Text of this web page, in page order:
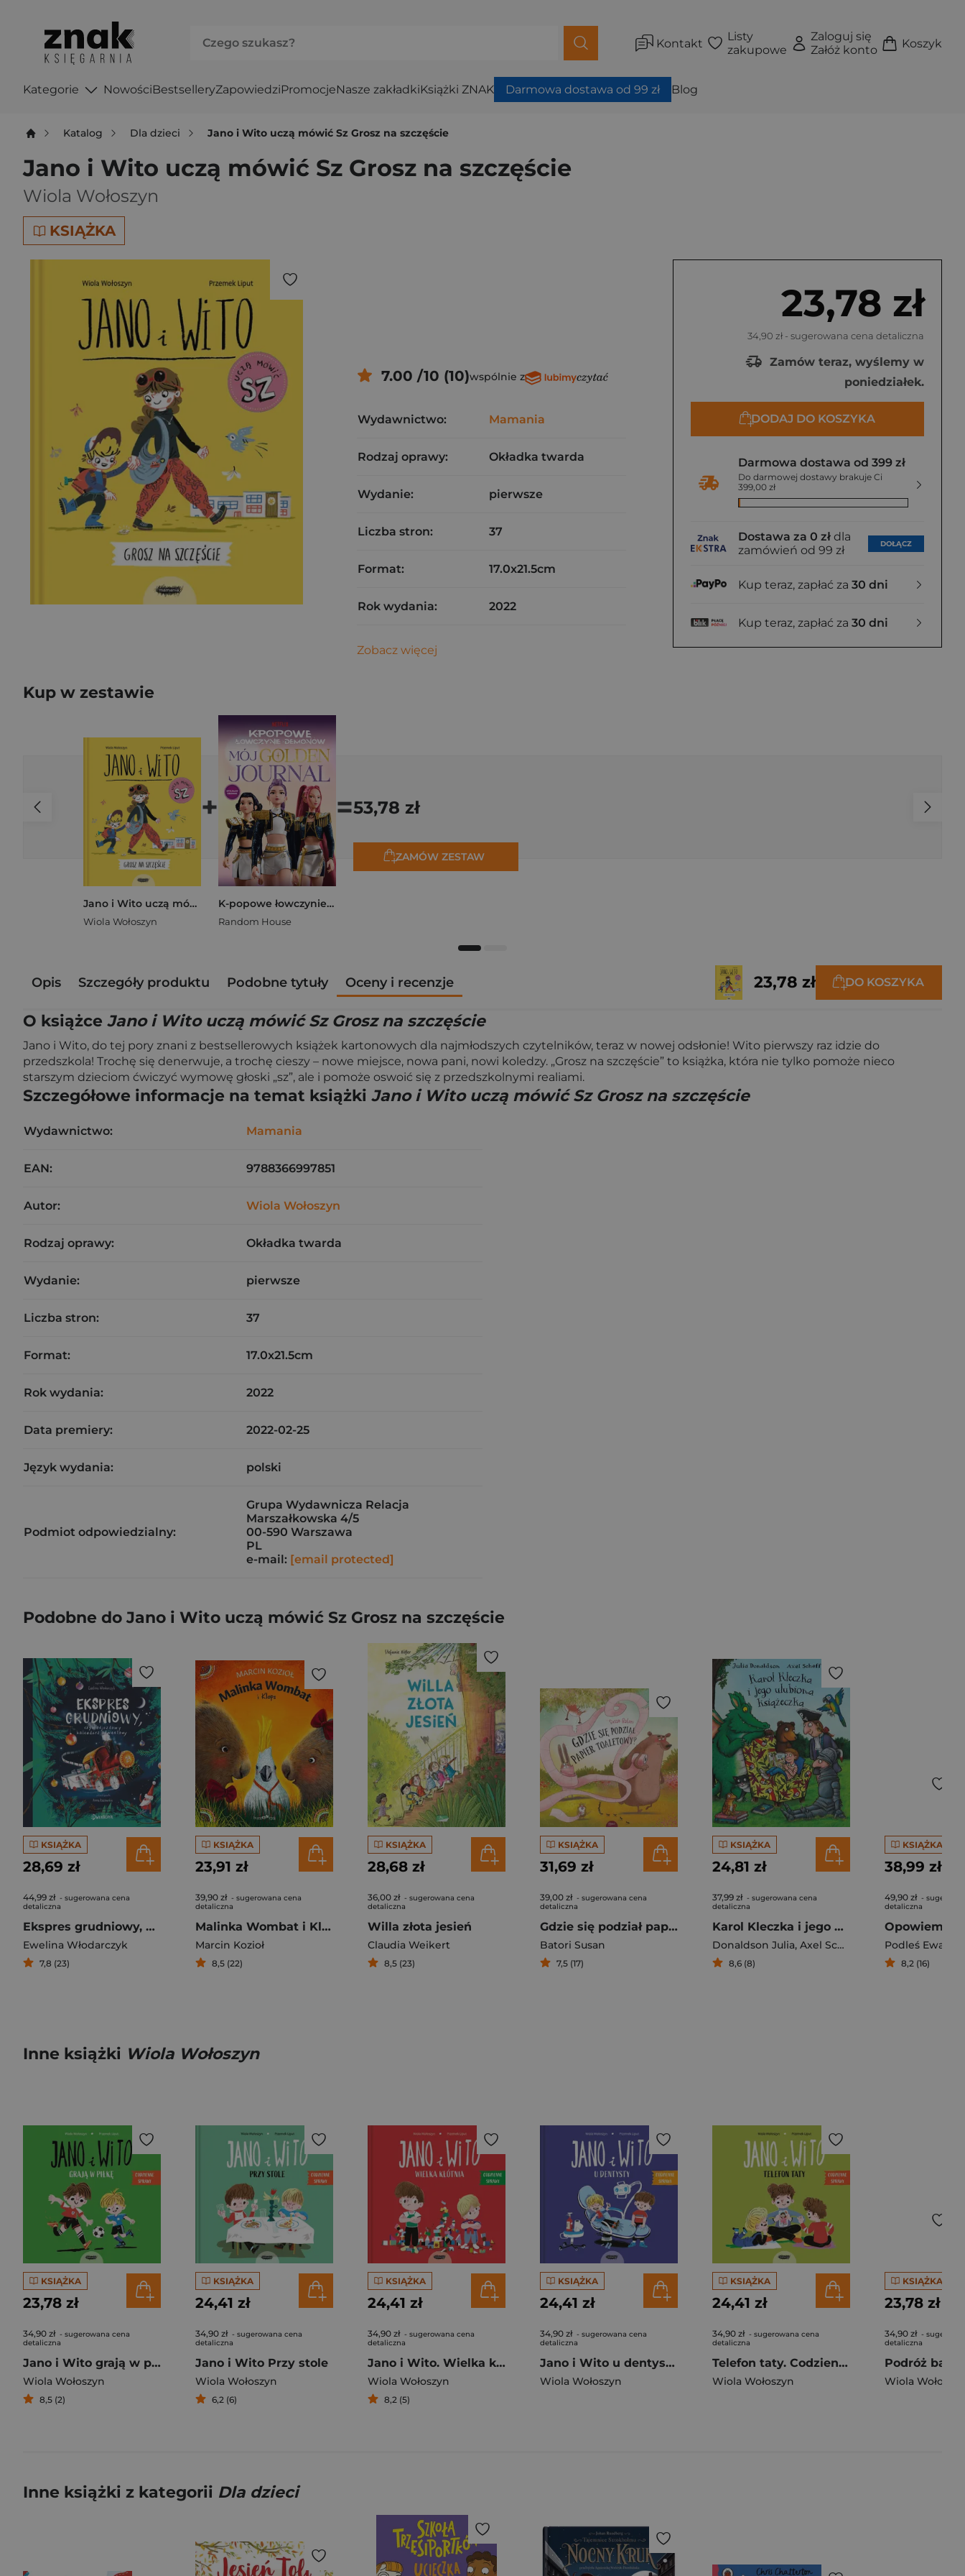
Kontakt
Listy
zakupowe
Zaloguj się
Załóż konto
Koszyk
Kategorie NowościBestselleryZapowiedziPromocjeNasze zakładkiKsiążki ZNAK Darmowa dostawa od 99 zł Blog
Katalog Dla dzieci Jano i Wito uczą mówić Sz Grosz na szczęście
Jano i Wito uczą mówić Sz Grosz na szczęście
Wiola Wołoszyn
KSIĄŻKA
23,78 zł
34,90 zł - sugerowana cena detaliczna
Zamów teraz, wyślemy w
poniedziałek.
DODAJ DO KOSZYKA
Darmowa dostawa od 399 zł
Do darmowej dostawy brakuje Ci
399,00 zł
Dostawa za 0 zł dla
zamówień od 99 zł
DOŁĄCZ
Kup teraz, zapłać za 30 dni
Kup teraz, zapłać za 30 dni
7.00 /10 (10)wspólnie z
Wydawnictwo: Mamania
Rodzaj oprawy: Okładka twarda
Wydanie: pierwsze
Liczba stron: 37
Format: 17.0x21.5cm
Rok wydania: 2022
Zobacz więcej
Kup w zestawie
Jano i Wito uczą mówić Sz Grosz na szczęście
Wiola Wołoszyn
+
K-popowe łowczynie demonów. Mój golden journal. Oficjalny dziennik
Random House
=53,78 zł
ZAMÓW ZESTAW
Opis Szczegóły produktu Podobne tytuły Oceny i recenzje 23,78 zł DO KOSZYKA
O książce Jano i Wito uczą mówić Sz Grosz na szczęście
Jano i Wito, do tej pory znani z bestsellerowych książek kartonowych dla najmłodszych czytelników, teraz w nowej odsłonie! Wito pierwszy raz idzie do
przedszkola! Trochę się denerwuje, a trochę cieszy – nowe miejsce, nowa pani, nowi koledzy. „Grosz na szczęście” to książka, która nie tylko pomoże nieco
starszym dzieciom ćwiczyć wymowę głoski „sz”, ale i pomoże oswoić się z przedszkolnymi realiami.
Szczegółowe informacje na temat książki Jano i Wito uczą mówić Sz Grosz na szczęście
Wydawnictwo: Mamania
EAN: 9788366997851
Autor: Wiola Wołoszyn
Rodzaj oprawy: Okładka twarda
Wydanie: pierwsze
Liczba stron: 37
Format: 17.0x21.5cm
Rok wydania: 2022
Data premiery: 2022-02-25
Język wydania: polski
Podmiot odpowiedzialny:
Grupa Wydawnicza Relacja
Marszałkowska 4/5
00-590 Warszawa
PL
e-mail: [email protected]
Podobne do Jano i Wito uczą mówić Sz Grosz na szczęście
KSIĄŻKA
28,69 zł
44,99 zł - sugerowana cena
detaliczna
Ekspres grudniowy, czyli odjazdowy kalendarz adwentowy
Ewelina Włodarczyk
7,8 (23)
KSIĄŻKA
23,91 zł
39,90 zł - sugerowana cena
detaliczna
Malinka Wombat i Klops
Marcin Kozioł
8,5 (22)
KSIĄŻKA
28,68 zł
36,00 zł - sugerowana cena
detaliczna
Willa złota jesień
Claudia Weikert
8,5 (23)
KSIĄŻKA
31,69 zł
39,00 zł - sugerowana cena
detaliczna
Gdzie się podział papier toaletowy
Batori Susan
7,5 (17)
KSIĄŻKA
24,81 zł
37,99 zł - sugerowana cena
detaliczna
Karol Kleczka i jego ulubiona książeczka
Donaldson Julia, Axel Scheffler
8,6 (8)
KSIĄŻKA
38,99 zł
49,90 zł -
detaliczna
Podleś Ewa
8,2 (16)
Inne książki Wiola Wołoszyn
KSIĄŻKA
23,78 zł
34,90 zł - sugerowana cena
detaliczna
Jano i Wito grają w piłkę
Wiola Wołoszyn
8,5 (2)
KSIĄŻKA
24,41 zł
34,90 zł - sugerowana cena
detaliczna
Jano i Wito Przy stole
Wiola Wołoszyn
6,2 (6)
KSIĄŻKA
24,41 zł
34,90 zł - sugerowana cena
detaliczna
Jano i Wito. Wielka kłótnia
Wiola Wołoszyn
8,2 (5)
KSIĄŻKA
24,41 zł
34,90 zł - sugerowana cena
detaliczna
Jano i Wito u dentysty. Codzienne sprawy Jano i Wito
Wiola Wołoszyn
KSIĄŻKA
24,41 zł
34,90 zł - sugerowana cena
detaliczna
Telefon taty. Codzienne sprawy Jano i Wito. Jano i Wito
Wiola Wołoszyn
KSIĄŻKA
23,78 zł
34,90 zł -
detaliczna
Wiola
Inne książki z kategorii Dla dzieci